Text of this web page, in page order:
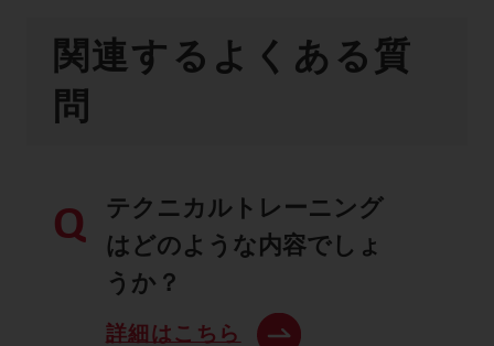
関連するよくある質
問
Q
テクニカルトレーニング
はどのような内容でしょ
うか？
詳細はこちら